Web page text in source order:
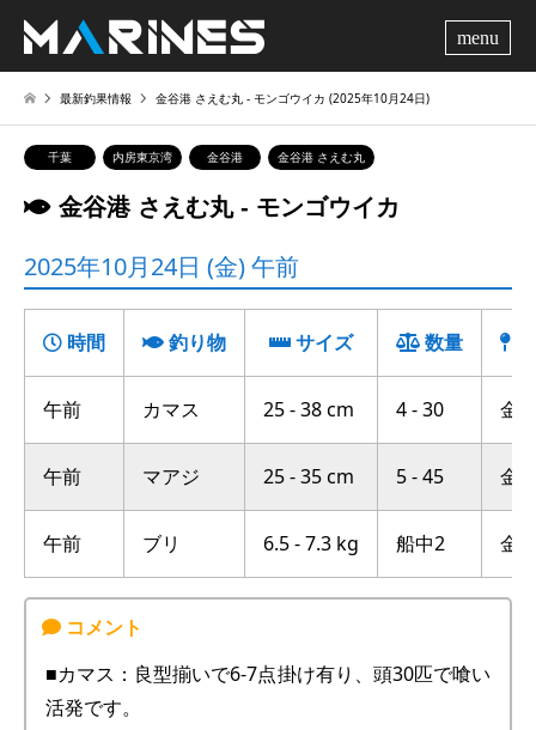
最新釣果情報 金谷港 さえむ丸 ‐ モンゴウイカ (2025年10月24日)
千葉 内房東京湾 金谷港 金谷港 さえむ丸
金谷港 さえむ丸 ‐ モンゴウイカ
2025年10月24日 (金) 午前
時間 釣り物 サイズ 数量
午前 カマス 25 - 38 cm 4 - 30 金
午前 マアジ 25 - 35 cm 5 - 45 金
午前 ブリ 6.5 - 7.3 kg 船中2 金
■カマス：良型揃いで6-7点掛け有り、頭30匹で喰い
活発です。